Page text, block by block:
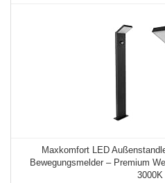
Maxkomfort LED
Bewegungsmelder – Premium
3000K